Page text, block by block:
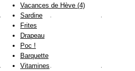
Vacances de Hève (4)
Sardine
Frites
Drapeau
Poc !
Barquette
Vitamines